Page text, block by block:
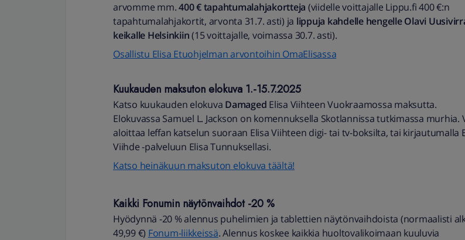
arvomme mm.400 € tapahtumalahjakortteja (viidelle voittajalle Lippu.fi 400 €:n
tapahtumalahjakortit, arvonta 31.7. asti) ja lippuja kahdelle hengelle Olavi
keikalle Helsinkiin(15 voittajalle, voimassa 30.7. asti).
Osallistu Elisa Etuohjelman arvontoihin OmaElisassa
Kuukauden maksuton elokuva 1.-15.7.2025
Katso kuukauden elokuva Damaged Elisa Viihteen Vuokraamossa maksutta.
Elokuvassa Samuel L. Jackson on komennuksella Skotlannissa tutkimassa murhia.
aloittaa leffan katselun suoraan Elisa Viihteen digi- tai tv-boksilta, tai kirjautumalla
Viihde -palveluun Elisa Tunnuksellasi.
Katso heinäkuun maksuton elokuva täältä!
Kaikki Fonumin näytönvaihdot -20 %
Hyödynnä -20 % alennus puhelimien ja tablettien näytönvaihdoista (normaalisti
49,99 €) Fonum-liikkeissä. Alennus koskee kaikkia huoltovalikoimaan kuuluvia